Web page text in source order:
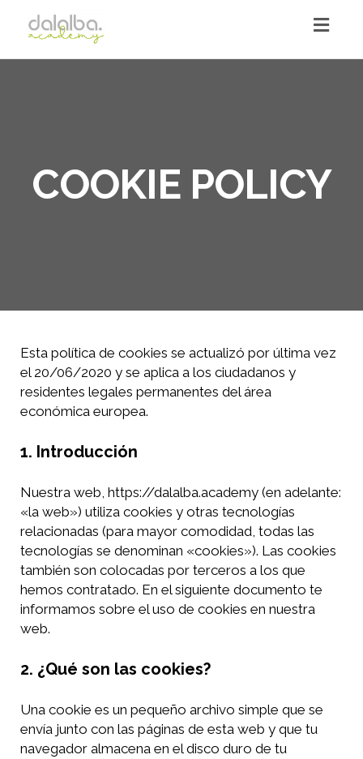
COOKIE POLICY
Esta política de cookies se actualizó por última vez
el 20/06/2020 y se aplica a los ciudadanos y
residentes legales permanentes del área
económica europea.
1. Introducción
Nuestra web, https://dalalba.academy (en adelante:
«la web») utiliza cookies y otras tecnologías
relacionadas (para mayor comodidad, todas las
tecnologías se denominan «cookies»). Las cookies
también son colocadas por terceros a los que
hemos contratado. En el siguiente documento te
informamos sobre el uso de cookies en nuestra
web.
2. ¿Qué son las cookies?
Una cookie es un pequeño archivo simple que se
envía junto con las páginas de esta web y que tu
navegador almacena en el disco duro de tu